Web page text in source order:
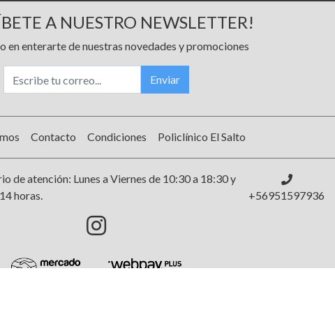
A NUESTRO NEWSLETTER!
en enterarte de nuestras novedades y promociones
Enviar
Contacto Condiciones Policlínico El Salto
de atención: Lunes a Viernes de 10:30 a 18:30 y
horas.
+56951597936